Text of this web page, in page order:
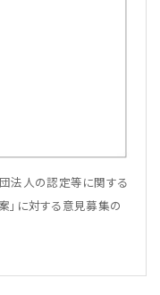
法人の認定等に関する
に対する意見募集の